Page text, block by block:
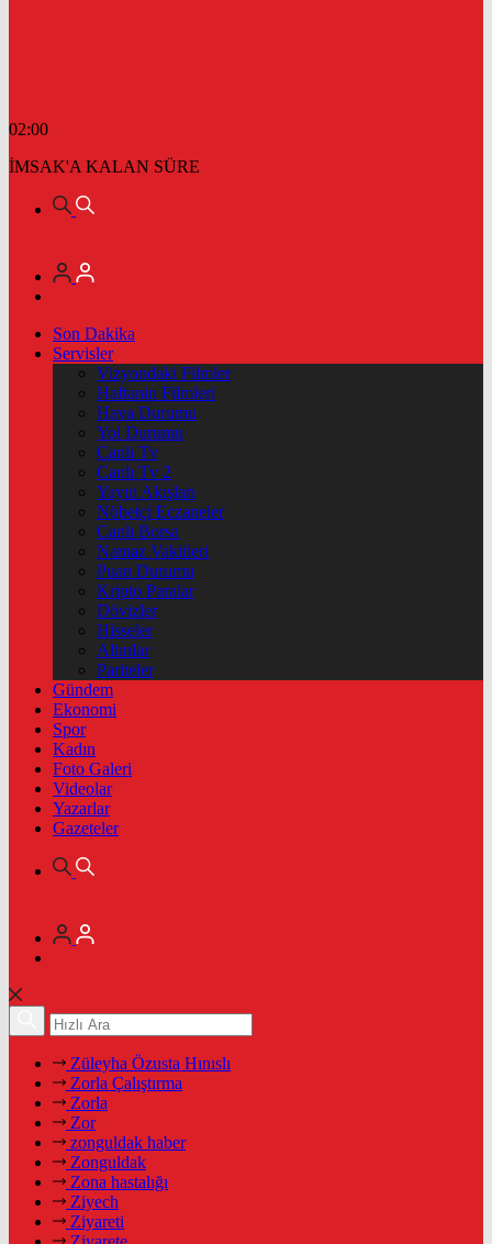
02:00
İMSAK'A KALAN SÜRE
Son Dakika
Servisler
Vizyondaki Filmler
Haftanin Filmleri
Hava Durumu
Yol Durumu
Canlı Tv
Canlı Tv 2
Yayın Akışları
Nöbetçi Eczaneler
Canlı Borsa
Namaz Vakitleri
Puan Durumu
Kripto Paralar
Dövizler
Hisseler
Altınlar
Pariteler
Gündem
Ekonomi
Spor
Kadın
Foto Galeri
Videolar
Yazarlar
Gazeteler
Züleyha Özusta Hınıslı
Zorla Çalıştırma
Zorla
Zor
zonguldak haber
Zonguldak
Zona hastalığı
Ziyech
Ziyareti